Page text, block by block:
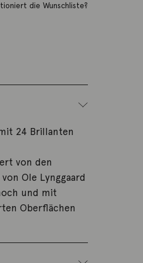
die Wunschliste?
24 Brillanten
von den
Ole Lynggaard
und mit
Oberflächen